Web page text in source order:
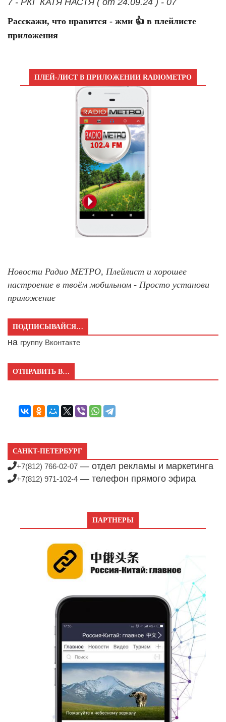
7 - РКГ КАТЯ НАСТЯ ( от 24.09.24 ) - 07
Расскажи, что нравится - жми 👍 в плейлисте
приложения
ПЛЕЙ-ЛИСТ В ПРИЛОЖЕНИИ RADIOМЕТРО
Новости Радио МЕТРО, Плейлист и хорошее
настроение в твоём мобильном - Просто установи
приложение
ПОДПИСЫВАЙСЯ…
на группу Вконтакте
ОТПРАВИТЬ В…
САНКТ-ПЕТЕРБУРГ
+7(812) 766-02-07 — отдел рекламы и маркетинга
+7(812) 971-102-4 — телефон прямого эфира
ПАРТНЕРЫ